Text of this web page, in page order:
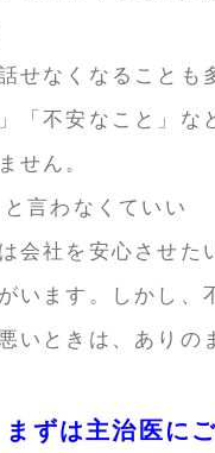
せなくなることも
「不安なこと」な
せん。
言わなくていい
会社を安心させた
います。しかし、
いときは、ありの
ずは主治医に